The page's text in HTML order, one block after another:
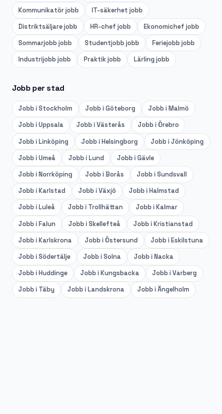
Kommunikatörjobb IT-säkerhet jobb
Distriktsäljarejobb HR-chef jobb Ekonomichef jobb
Sommarjobb jobb Studentjobb jobb Feriejobb jobb
Industrijobb jobb Praktikjobb Lärling jobb
Jobb per stad
Jobb iStockholm Jobb iGöteborg Jobb iMalmö
Jobb iUppsala Jobb iVästerås Jobb iÖrebro
Jobb iLinköping Jobb iHelsingborg Jobb iJönköping
Jobb iUmeå Jobb iLund Jobb iGävle
Jobb iNorrköping Jobb iBorås Jobb iSundsvall
Jobb iKarlstad Jobb iVäxjö Jobb iHalmstad
Jobb iLuleå Jobb i Trollhättan Jobb iKalmar
Jobb iFalun Jobb iSkellefteå Jobb iKristianstad
Jobb iKarlskrona Jobb iÖstersund Jobb iEskilstuna
Jobb iSödertälje Jobb iSolna Jobb iNacka
Jobb iHuddinge Jobb iKungsbacka Jobb iVarberg
Jobb i Täby Jobb iLandskrona Jobb iÄngelholm